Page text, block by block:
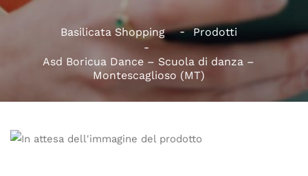
Basilicata Shopping Prodotti
Asd Boricua Dance – Scuola di danza –
Montescaglioso (MT)